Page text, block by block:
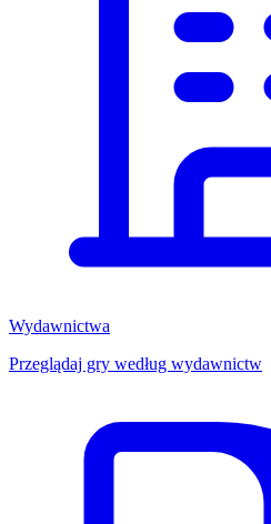
Wydawnictwa
Przeglądaj gry według wydawnictw